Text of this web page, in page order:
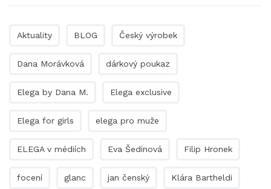
Aktuality BLOG Český výrobek
Dana Morávková dárkový poukaz
Elega by Dana M. Elega exclusive
Elega for girls elega pro muže
ELEGA v médiích Eva Šedinová Filip Hronek
focení glanc jan čenský Klára Bartheldi